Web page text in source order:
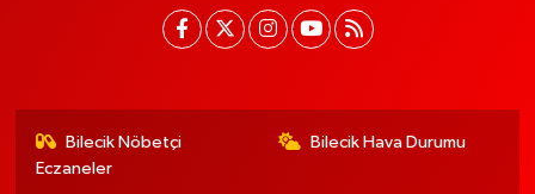
Bilecik Nöbetçi
Eczaneler
Bilecik Hava Durumu